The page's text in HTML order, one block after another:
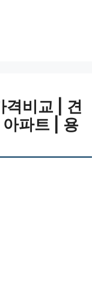
격비교 | 견
파트 | 용